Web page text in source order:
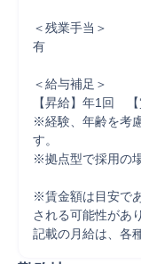
＜残業手当＞
有
＜給与補足＞
【昇給】年1回　
※経験、年齢を考
す。
※拠点型で採用の
※賃金額は目安で
される可能性があ
記載の月給は、各